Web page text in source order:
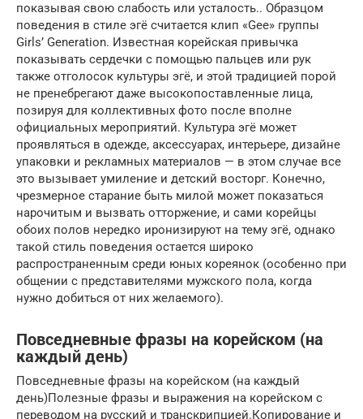
показывая свою слабость или усталость.. Образцом
поведения в стиле эгё считается клип «Gee» группы
Girls’ Generation. Известная корейская привычка
показывать сердечки с помощью пальцев или рук
также отголосок культуры эгё, и этой традицией порой
не пренебрегают даже высокопоставленные лица,
позируя для коллективных фото после вполне
официальных мероприятий. Культура эгё может
проявляться в одежде, аксессуарах, интерьере, дизайне
упаковки и рекламных материалов — в этом случае все
это вызывает умиление и детский восторг. Конечно,
чрезмерное старание быть милой может показаться
нарочи­тым и вызвать отторжение, и сами корейцы
обоих полов нередко иронизируют на тему эгё, однако
такой стиль поведения остается широко
распространенным среди юных кореянок (особенно при
общении с представителями мужского пола, когда
нужно добиться от них желаемого).
Повседневные фразы на корейском (на
каждый день)
Повседневные фразы на корейском (на каждый
день)Полезные фразы и выражения на корейском с
переводом на русский и транскрипцией.Копирование и